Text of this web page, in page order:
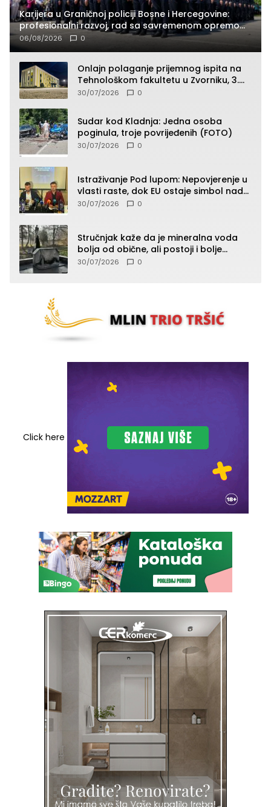
Karijera u Graničnoj policiji Bosne i Hercegovine:
profesionalni razvoj, rad sa savremenom opremom
i služba građanima
06/08/2026 0
Onlajn polaganje prijemnog ispita na
Tehnološkom fakultetu u Zvorniku, 3.
septembra u 9.00 časova
30/07/2026 0
Sudar kod Kladnja: Jedna osoba
poginula, troje povrijeđenih (FOTO)
30/07/2026 0
Istraživanje Pod lupom: Nepovjerenje u
vlasti raste, dok EU ostaje simbol nade
građana
30/07/2026 0
Stručnjak kaže da je mineralna voda
bolja od obične, ali postoji i bolje
rješenje
30/07/2026 0
Click here